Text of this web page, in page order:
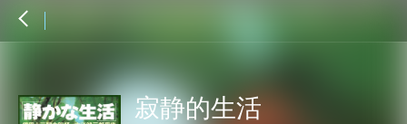
寂静的生活